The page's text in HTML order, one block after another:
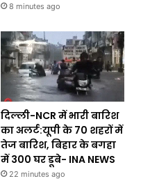
8 minutes ago
दिल्ली-NCR में भारी बारिश
का अलर्ट:यूपी के 70 शहरों में
तेज बारिश, बिहार के बगहा
में 300 घर डूबे- INA NEWS
22 minutes ago